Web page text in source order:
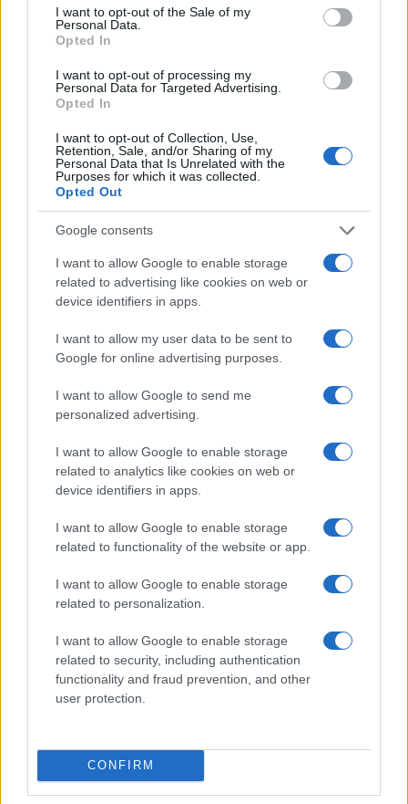
consent section.
I want to opt-out of the Sale of my
Personal Data.
Opted In
I want to opt-out of processing my
Personal Data for Targeted Advertising.
Opted In
I want to opt-out of Collection, Use,
Retention, Sale, and/or Sharing of my
Personal Data that Is Unrelated with the
Purposes for which it was collected.
Opted Out
Google consents
I want to allow Google to enable storage
related to advertising like cookies on web or
device identifiers in apps.
I want to allow my user data to be sent to
Google for online advertising purposes.
I want to allow Google to send me
personalized advertising.
I want to allow Google to enable storage
related to analytics like cookies on web or
device identifiers in apps.
I want to allow Google to enable storage
related to functionality of the website or app.
I want to allow Google to enable storage
related to personalization.
I want to allow Google to enable storage
related to security, including authentication
functionality and fraud prevention, and other
user protection.
CONFIRM
nazionale e può essere eseguita online tramite
identità digitale.
Edoardo Marchesi
Edoardo Marchesi, voce delle notizie di
Palermo, ricorda la notte in cui seguì il corteo
in via Maqueda e decise di chiedere carte e
nomi: da allora predilige verifiche sul campo.
e custodisce una collezione di vecchie
mappe della città.
Continua a leggere